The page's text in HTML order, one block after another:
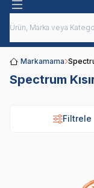
Markamama
Spectrum
Filtrele